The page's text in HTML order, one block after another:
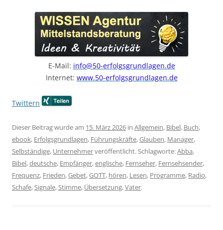
E-Mail: info@50-erfolgsgrundlagen.de
Internet: www.50-erfolgsgrundlagen.de
Twittern
Dieser Beitrag wurde am 15. März 2026 in Allgemein, Bibel, Buch,
ebook, Erfolgsgrundlagen, Führungskräfte,Glauben, Manager,
Selbständige, Unternehmerveröffentlicht. Schlagworte:Abba,
Bibel,deutsche, Empfänger,englische, Fernseher, Fernsehsender,
Frequenz, Frieden,Gebet,GOTT, hören, Lesen, Programme, Radio,
Schafe,Signale,Stimme, Übersetzung,Vater.